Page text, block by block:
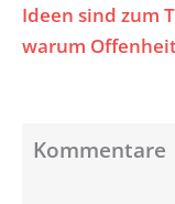
Ideen sind zum
warum
Kommentare